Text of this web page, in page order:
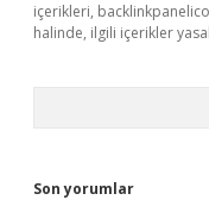
içerikleri,
halinde, ilgili içerikler
Son yorumlar